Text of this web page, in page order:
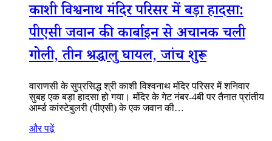
काशी विश्वनाथ मंदिर परिसर में बड़ा हादसा:
पीएसी जवान की कार्बाइन से अचानक चली
गोली, तीन श्रद्धालु घायल, जांच शुरू
वाराणसी के सुप्रसिद्ध श्री काशी विश्वनाथ मंदिर परिसर में शनिवार
सुबह एक बड़ा हादसा हो गया। मंदिर के गेट नंबर-4बी पर तैनात प्रांतीय
आर्म्ड कांस्टेबुलरी (पीएसी) के एक जवान की…
और पढ़ें